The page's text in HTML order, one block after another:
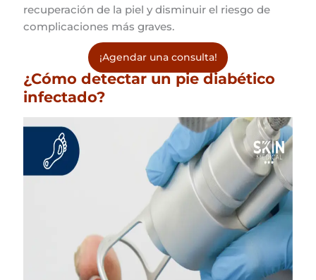
recuperación de la piel y disminuir el riesgo de
complicaciones más graves.
¡Agendar una consulta!
¿Cómo detectar un pie diabético
infectado?